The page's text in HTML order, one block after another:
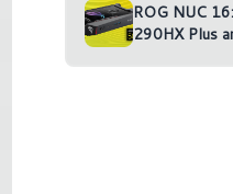
ROG NUC
290HX Plus